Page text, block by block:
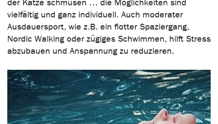
der Katze schmusen … die Möglichkeiten sind
vielfältig und ganz individuell. Auch moderater
Ausdauersport, wie z.B. ein flotter Spaziergang,
Nordic Walking oder zügiges Schwimmen, hilft Stress
abzubauen und Anspannung zu reduzieren.